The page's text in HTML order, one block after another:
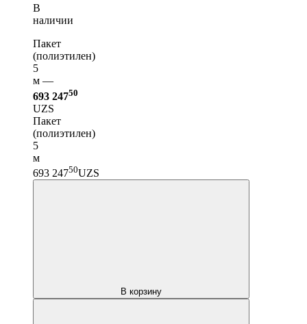
В
наличии
Пакет
(полиэтилен)
5
м —
693 24750
UZS
Пакет
(полиэтилен)
5
м
693 24750UZS
В корзину